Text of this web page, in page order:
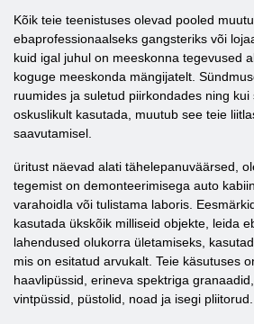
Kõik teie teenistuses olevad pooled
ebaprofessionaalseks gangsteriks või
kuid igal juhul on meeskonna tegevused
koguge meeskonda mängijatelt.
ruumides ja suletud piirkondades ning kui
oskuslikult kasutada, muutub see teie
saavutamisel.
üritust näevad alati tähelepanuväärsed,
tegemist on demonteerimisega auto
varahoidla või tulistama laboris.
kasutada ükskõik milliseid objekte, leida
lahendused olukorra ületamiseks,
mis on esitatud arvukalt. Teie käsutuses
haavlipüssid, erineva spektriga
vintpüssid, püstolid, noad ja isegi pliitorud.